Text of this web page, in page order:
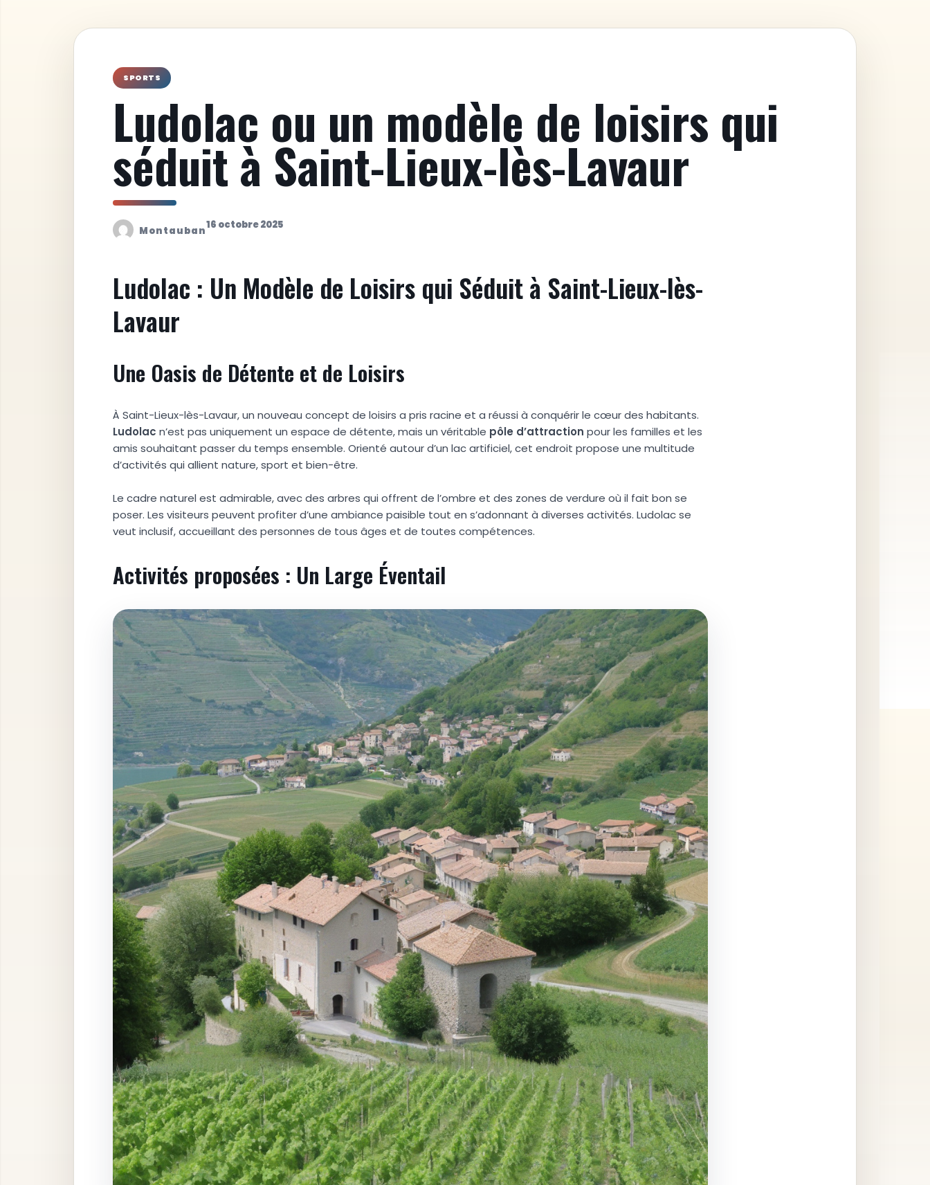
SPORTS
Ludolac ou un modèle de loisirs qui
séduit à Saint-Lieux-lès-Lavaur
Montauban16 octobre 2025
Ludolac : Un Modèle de Loisirs qui Séduit à Saint-Lieux-lès-
Lavaur
Une Oasis de Détente et de Loisirs
À Saint-Lieux-lès-Lavaur, un nouveau concept de loisirs a pris racine et a réussi à conquérir le cœur des habitants.
Ludolac n’est pas uniquement un espace de détente, mais un véritable pôle d’attraction pour les familles et les
amis souhaitant passer du temps ensemble. Orienté autour d’un lac artificiel, cet endroit propose une multitude
d’activités qui allient nature, sport et bien-être.
Le cadre naturel est admirable, avec des arbres qui offrent de l’ombre et des zones de verdure où il fait bon se
poser. Les visiteurs peuvent profiter d’une ambiance paisible tout en s’adonnant à diverses activités. Ludolac se
veut inclusif, accueillant des personnes de tous âges et de toutes compétences.
Activités proposées : Un Large Éventail